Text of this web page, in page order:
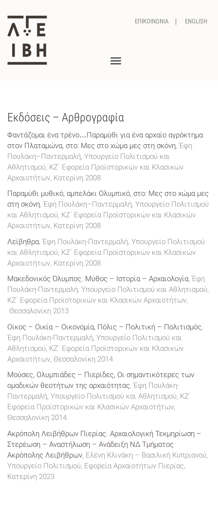
ENGLISH
ΕΠΙΚΟΙΝΩΝΙΑ
Toggle
Εκδόσεις – Αρθρογραφία
Φαντάζομαι ένα τρένο…Παραμύθι για ένα αρχαίο αγρόκτημα
στον Πλαταμώνα, στο: Μες στο χώμα μες στη σκόνη, Έφη
Πουλάκη–Παντερμαλή, Υπουργείο Πολιτισμού και
Αθλητισμού, KZ΄ Εφορεία Προϊστορικών και Κλασικών
Αρχαιοτήτων, Κατερίνη 2008
Παραμύθι μυθικό, αμπελάκι Ολυμπικό, στο: Μες στο χώμα μες
στη σκόνη, Έφη Πουλάκη–Παντερμαλή, Υπουργείο Πολιτισμού
και Αθλητισμού, KZ΄ Εφορεία Προϊστορικών και Κλασικών
Αρχαιοτήτων, Κατερίνη 2008
Λείβηθρα, Έφη Πουλάκη-Παντερμαλή, Υπουργείο Πολιτισμού
και Αθλητισμού, KZ΄ Εφορεία Προϊστορικών και Κλασικών
Αρχαιοτήτων, Κατερίνη 2008
Μακεδονικός Όλυμπος. Μύθος – Ιστορία – Αρχαιολογία, Έφη
Πουλάκη-Παντερμαλή, Υπουργείο Πολιτισμού και Αθλητισμού,
KZ΄ Εφορεία Προϊστορικών και Κλασικών Αρχαιοτήτων,
Θεσσαλονίκη 2013
Οίκος – Οικία – Οικονομία, Πόλις – Πολιτική – Πολιτισμός,
Έφη Πουλάκη-Παντερμαλή, Υπουργείο Πολιτισμού και
Αθλητισμού, KZ΄ Εφορεία Προϊστορικών και Κλασικών
Αρχαιοτήτων, Θεσσαλονίκη 2014
Μούσες, Ολυμπιάδες – Πιερίδες, Οι σημαντικότερες των
ομαδικών θεοτήτων της αρχαιότητας, Έφη Πουλάκη-
Παντερμαλή, Υπουργείο Πολιτισμού και Αθλητισμού, KZ΄
Εφορεία Προϊστορικών και Κλασικών Αρχαιοτήτων,
Θεσσαλονίκη 2014
Ακρόπολη Λειβήθρων Πιερίας. Αρχαιολογική Τεκμηρίωση –
Στερέωση – Αναστήλωση – Ανάδειξη ΝΔ Τμήματος
Ακρόπολης Λειβήθρων, Ελένη Κλινάκη – Βασιλική Κυπριανού,
Υπουργείο Πολιτισμού, Εφορεία Αρχαιοτήτων Πιερίας,
Κατερίνη 2023